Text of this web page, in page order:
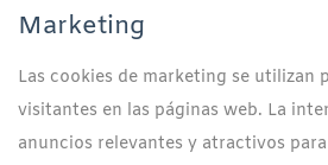
Marketing
Las cookies de marketing se utilizan
visitantes en las páginas web. La
anuncios relevantes y atractivos